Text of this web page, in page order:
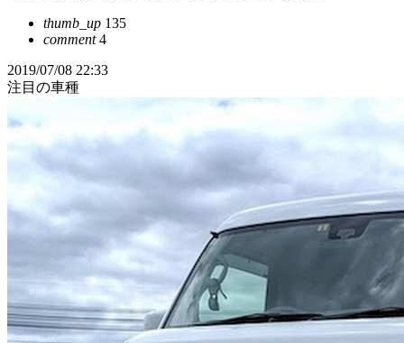
thumb_up 135
comment4
2019/07/08 22:33
注目の車種